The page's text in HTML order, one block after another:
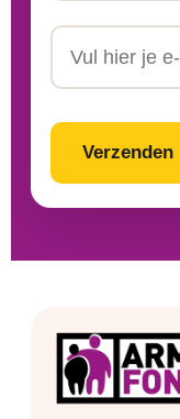
Achternaam
CAPTCHA